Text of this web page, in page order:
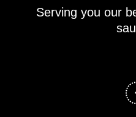
Serving you our